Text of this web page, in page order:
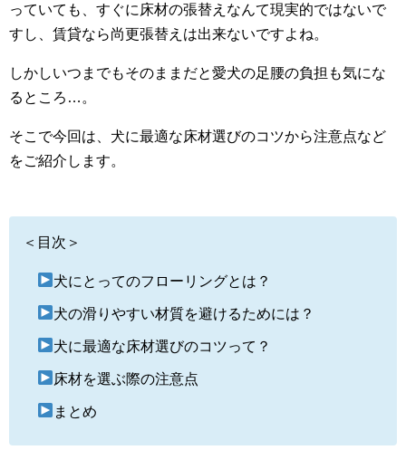
っていても、すぐに床材の張替えなんて現実的ではないで
すし、賃貸なら尚更張替えは出来ないですよね。
しかしいつまでもそのままだと愛犬の足腰の負担も気にな
るところ…。
そこで今回は、犬に最適な床材選びのコツから注意点など
をご紹介します。
＜目次＞
犬にとってのフローリングとは？
犬の滑りやすい材質を避けるためには？
犬に最適な床材選びのコツって？
床材を選ぶ際の注意点
まとめ